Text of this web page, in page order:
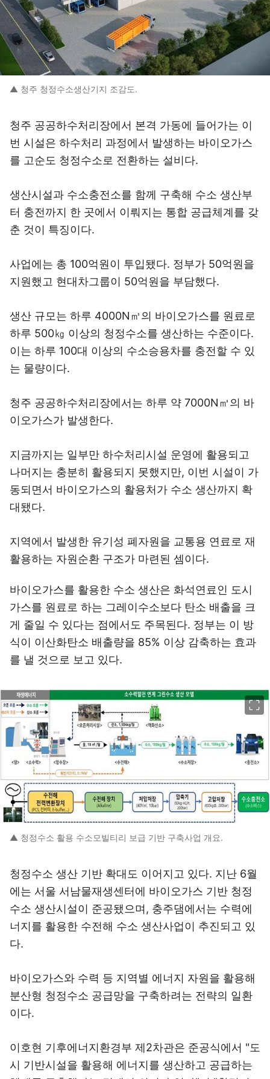
▲ 청주 청정수소생산기지 조감도.
청주 공공하수처리장에서 본격 가동에 들어가는 이
번 시설은 하수처리 과정에서 발생하는 바이오가스
를 고순도 청정수소로 전환하는 설비다.
생산시설과 수소충전소를 함께 구축해 수소 생산부
터 충전까지 한 곳에서 이뤄지는 통합 공급체계를 갖
춘 것이 특징이다.
사업에는 총 100억원이 투입됐다. 정부가 50억원을
지원했고 현대차그룹이 50억원을 부담했다.
생산 규모는 하루 4000N㎥의 바이오가스를 원료로
하루 500㎏ 이상의 청정수소를 생산하는 수준이다.
이는 하루 100대 이상의 수소승용차를 충전할 수 있
는 물량이다.
청주 공공하수처리장에서는 하루 약 7000N㎥의 바
이오가스가 발생한다.
지금까지는 일부만 하수처리시설 운영에 활용되고
나머지는 충분히 활용되지 못했지만, 이번 시설이 가
동되면서 바이오가스의 활용처가 수소 생산까지 확
대됐다.
지역에서 발생한 유기성 폐자원을 교통용 연료로 재
활용하는 자원순환 구조가 마련된 셈이다.
바이오가스를 활용한 수소 생산은 화석연료인 도시
가스를 원료로 하는 그레이수소보다 탄소 배출을 크
게 줄일 수 있다는 점에서도 주목된다. 정부는 이 방
식이 이산화탄소 배출량을 85% 이상 감축하는 효과
를 낼 것으로 보고 있다.
▲ 청정수소 활용 수소모빌티리 보급 기반 구축사업 개요.
청정수소 생산 기반 확대도 이어지고 있다. 지난 6월
에는 서울 서남물재생센터에 바이오가스 기반 청정
수소 생산시설이 준공됐으며, 충주댐에서는 수력에
너지를 활용한 수전해 수소 생산사업이 추진되고 있
다.
바이오가스와 수력 등 지역별 에너지 자원을 활용해
분산형 청정수소 공급망을 구축하려는 전략의 일환
이다.
이호현 기후에너지환경부 제2차관은 준공식에서 "도
시 기반시설을 활용해 에너지를 생산하고 공급하는